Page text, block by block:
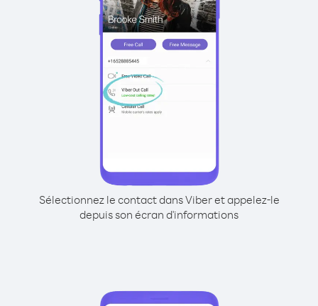
Sélectionnez le contact dans Viber et appelez-le
depuis son écran d'informations